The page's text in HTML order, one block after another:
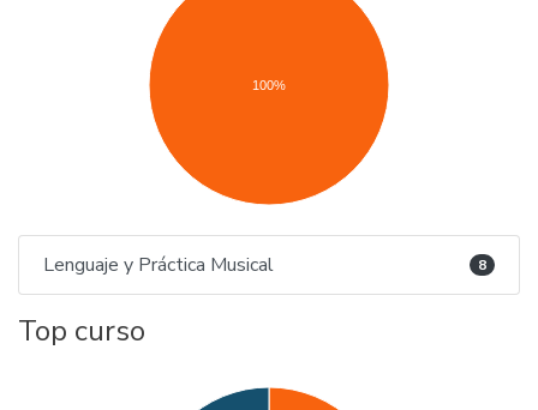
100%
Lenguaje y Práctica Musical 8
Top curso